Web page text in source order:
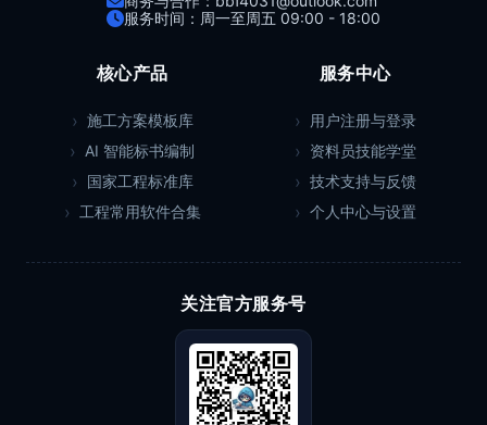
服务时间：周一至周五 09:00 - 18:00
核心产品
施工方案模板库
AI 智能标书编制
国家工程标准库
工程常用软件合集
服务中心
用户注册与登录
资料员技能学堂
技术支持与反馈
个人中心与设置
关注官方服务号